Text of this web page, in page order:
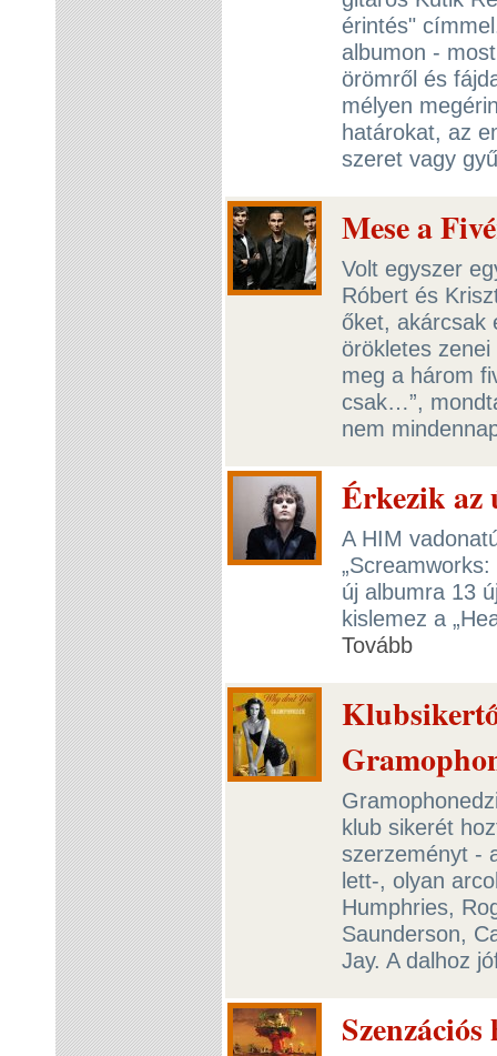
érintés"
albumon -
örömről és
mélyen
határokat, az
szeret vagy
Mese a
Volt egyszer
Róbert és
őket, akárcsak
örökletes
meg a három
csak…”,
nem
Érkezik
A HIM
új albumra 13
kislemez a
Tovább
klub sikerét
szerzeményt -
lett-, olyan
Humphries,
Saunderson,
Jay. A dalhoz